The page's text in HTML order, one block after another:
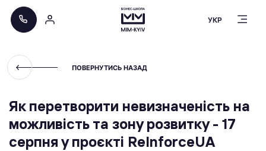
УКР
ПОВЕРНУТИСЬ НАЗАД
Як перетворити невизначеність на
можливість та зону розвитку - 17
серпня у проєкті ReInforceUA